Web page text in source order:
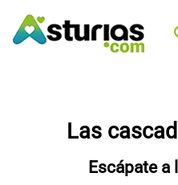
QUÉ HACER
Las
Escápate a